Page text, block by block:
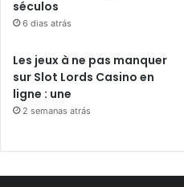
séculos
6 dias atrás
Les jeux à ne pas manquer
sur Slot Lords Casino en
ligne : une
2 semanas atrás